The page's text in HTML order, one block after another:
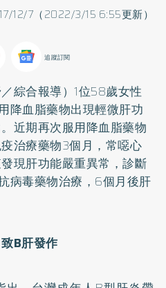
12/7（2022/3/15 6:55更新）
追蹤訂閱
綜合報導）1位58歲女性
降血脂藥物出現輕微肝功
近期再次服用降血脂藥物
治療藥物3個月，常噁心
現肝功能嚴重異常，診斷
病毒藥物治療，6個月後肝
B肝發作